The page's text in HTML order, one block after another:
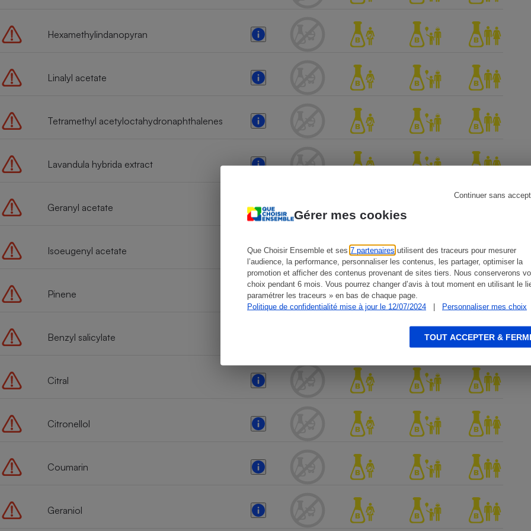
Gérer mes cookies
Que Choisir Ensemble et ses 7 partenaires utilisent des traceurs pour mesurer
l’audience, la performance, personnaliser les contenus, les partager, optimiser la
promotion et afficher des contenus provenant de sites tiers. Nous conserverons
choix pendant 6 mois. Vous pourrez changer d’avis à tout moment en utilisant le
paramétrer les traceurs » en bas de chaque page.
Politique de confidentialité mise à jour le 12/07/2024
| Personnaliser mes choix
Continuer sans
TOUT ACCEPTER &
Hexamethylindanopyran
Linalyl acetate
Tetramethyl acetyloctahydronaphthalenes
Lavandula hybrida extract
Geranyl acetate
Isoeugenyl acetate
Pinene
Benzyl salicylate
Citral
Citronellol
Coumarin
Geraniol